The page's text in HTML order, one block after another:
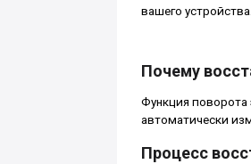
вашего устройства.
Почему
Функция поворота
автоматически
Процесс